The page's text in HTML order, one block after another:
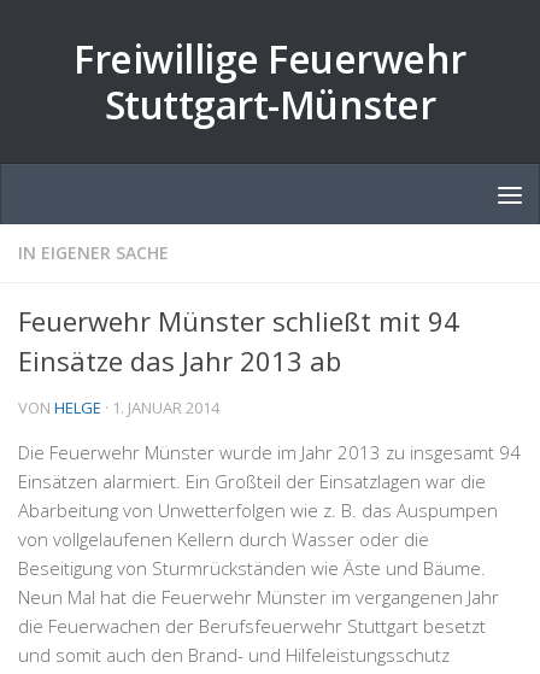
Freiwillige Feuerwehr
Stuttgart-Münster
IN EIGENER SACHE
Feuerwehr Münster schließt mit 94
Einsätze das Jahr 2013 ab
VON HELGE · 1. JANUAR 2014
Die Feuerwehr Münster wurde im Jahr 2013 zu insgesamt 94
Einsätzen alarmiert. Ein Großteil der Einsatzlagen war die
Abarbeitung von Unwetterfolgen wie z. B. das Auspumpen
von vollgelaufenen Kellern durch Wasser oder die
Beseitigung von Sturmrückständen wie Äste und Bäume.
Neun Mal hat die Feuerwehr Münster im vergangenen Jahr
die Feuerwachen der Berufsfeuerwehr Stuttgart besetzt
und somit auch den Brand- und Hilfeleistungsschutz